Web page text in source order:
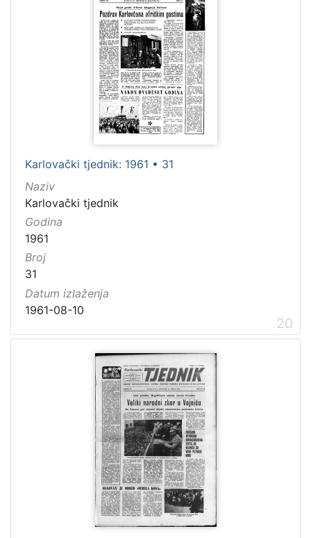
Karlovački tjednik: 1961 • 31
Naziv
Karlovački tjednik
Godina
1961
Broj
31
Datum izlaženja
1961-08-10
20